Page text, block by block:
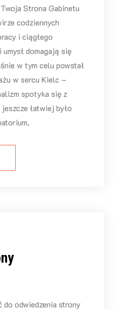
Strona Gabinetu
codziennych
i ciągłego
domagają się
w tym celu powstał
w sercu Kielc –
spotyka się z
łatwiej było
do odwiedzenia strony